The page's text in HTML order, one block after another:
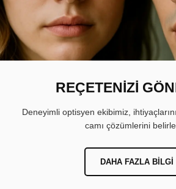
REÇETENİZİ
Deneyimli optisyen ekibimiz,
camı çözümlerini
DAHA FAZLA BILGI